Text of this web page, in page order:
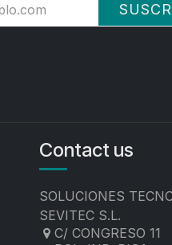
Contact us
SOLUCIONES
SEVITEC S.L.
C/ CONGRESO 11